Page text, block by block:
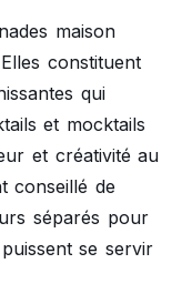
maison
constituent
qui
et mocktails
et créativité au
conseillé de
séparés pour
se servir